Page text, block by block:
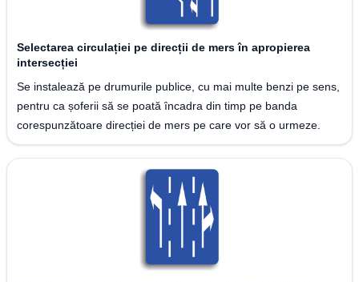
Selectarea circulației pe direcții de mers în apropierea
intersecției
Se instalează pe drumurile publice, cu mai multe benzi pe sens,
pentru ca șoferii să se poată încadra din timp pe banda
corespunzătoare direcției de mers pe care vor să o urmeze.